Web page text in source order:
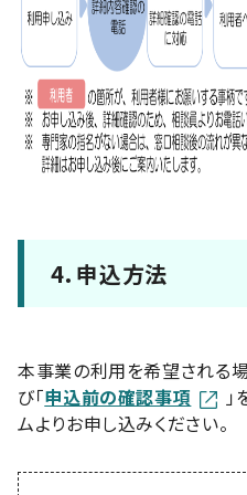
4．申込方法
本事業の利用を希望される場
び「申込前の確認事項
ムよりお申し込みください。